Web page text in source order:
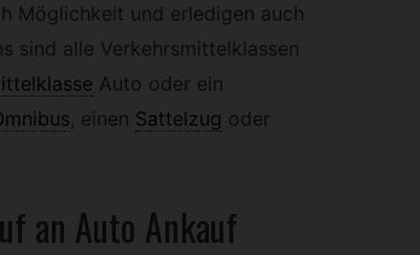
Möglichkeit und erledigen auch
sind alle Verkehrsmittelklassen
Auto oder ein
, einen Sattelzug oder
an Auto Ankauf